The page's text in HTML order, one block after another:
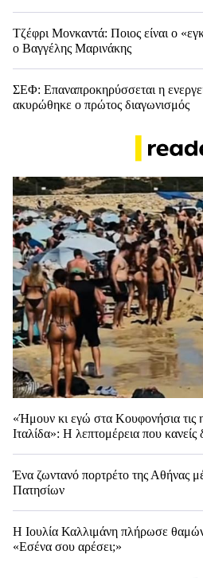
Τζέφρι Μονκαντά: Ποιος είναι ο
ο Βαγγέλης Μαρινάκης
ΣΕΦ: Επαναπροκηρύσσεται η
ακυρώθηκε ο πρώτος διαγωνισμός
«Ήμουν κι εγώ στα Κουφονήσια τις
Ιταλίδα»: Η λεπτομέρεια που κανείς
Ένα ζωντανό πορτρέτο της Αθήνας
Πατησίων
Η Ιουλία Καλλιμάνη πλήρωσε
«Εσένα σου αρέσει;»